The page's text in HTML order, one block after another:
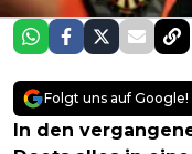
Folgt uns auf Google!
In den